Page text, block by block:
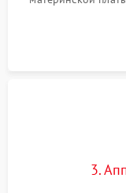
Проверка
3.